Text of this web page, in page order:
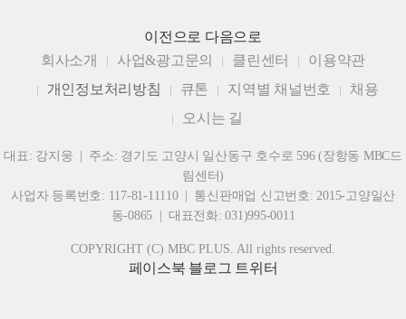
이전으로 다음으로
회사소개
사업&광고문의 클린센터
이용약관
개인정보처리방침
큐톤 지역별 채널번호
채용
오시는 길
대표: 강지웅 | 주소: 경기도 고양시 일산동구 호수로 596 (장항동 MBC드
림센터)
사업자 등록번호: 117-81-11110 | 통신판매업 신고번호: 2015-고양일산
동-0865 | 대표전화: 031)995-0011
COPYRIGHT (C) MBC PLUS. All rights reserved.
페이스북 블로그 트위터